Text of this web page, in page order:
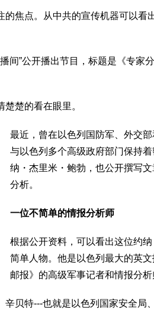
焦点。从中共的宣传机器可以看
间”公开播出节目，标题是《专家
楚的看在眼里。
最近，曾在以色列国防军、外交部
与以色列多个高级政府部门保持
纳・杰里米・鲍勃，也公开撰写
分析。
一位不简单的情报分析师
根据公开资料，可以看出这位约
简单人物。他是以色列最大的英
邮报》的高级军事记者和情报分析
贝特---也就是以色列国家安全局